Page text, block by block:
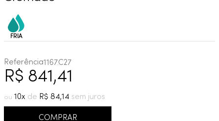
Referência1167.C27
R$ 841 ,41
10 R$ 84,14
COMPRAR
6º
7º
red gold
8º
black matte
9º
cobre escovado
10º grafite escovado